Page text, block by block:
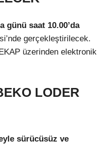
günü saat 10.00’da
gerçekleştirilecek.
üzerinden elektronik
LODER
sürücüsüz ve